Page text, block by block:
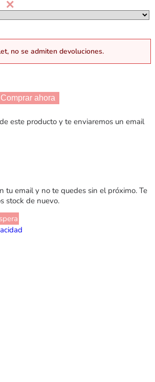
no se admiten devoluciones.
Comprar ahora
este producto y te enviaremos un email
tu email y no te quedes sin el próximo. Te
stock de nuevo.